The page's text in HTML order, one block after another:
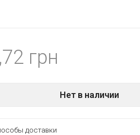
Нет в наличии
доставки